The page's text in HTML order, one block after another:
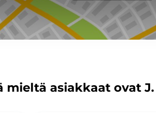
mieltä asiakkaat ovat